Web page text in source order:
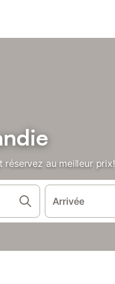
au meilleur prix!
Arrivée